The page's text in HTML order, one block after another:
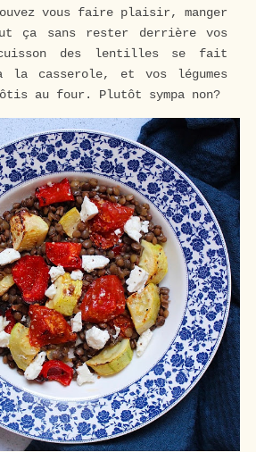
vous faire plaisir, manger
ça sans rester derrière vos
cuisson des lentilles se fait
la casserole, et vos légumes
au four. Plutôt sympa non?